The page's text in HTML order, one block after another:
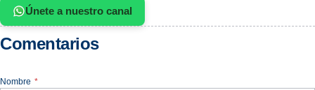
Únete a nuestro canal
Comentarios
Nombre *